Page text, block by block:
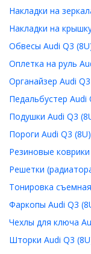
Накладки на
Накладки на
Обвесы Audi Q3
Оплетка на руль
Органайзер Audi
Педальбустер Audi
Подушки Audi Q3
Пороги Audi Q3
Резиновые
Решетки
Тонировка
Фаркопы Audi Q3
Чехлы для ключа
Шторки Audi Q3